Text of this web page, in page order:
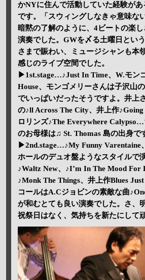
かNYに住んで活動していた経験が
です。「スウィングしなきゃ意味な
暗黙の了解のように、4ビートの楽
演奏でした。GWを〆る土曜日とい
さまで賑わい、ミュージシャンも本
感じのライブ空間でした。
▶1st.stage…♪Just In Time、W.モン
House、モンゴメリーさんは子沢山
でいっぱいだったそうですよ。井上
の♪ll Across The City、井上作
ロリンズ♪The Everywhere
のお母様は♫ St. Thomas 島の出身で
▶2nd.stage…♪My Funny Varentaine
ホールのデュオ盤ようなスタイルで
♪Waltz New、♪I’m In The Mood For
♪Monk The Things、井上作Blues
コールはA.Cジョビンの素敵な曲
が和むとても良い演奏でした。さ、
祝祭日はなく、気持ちを新たにして